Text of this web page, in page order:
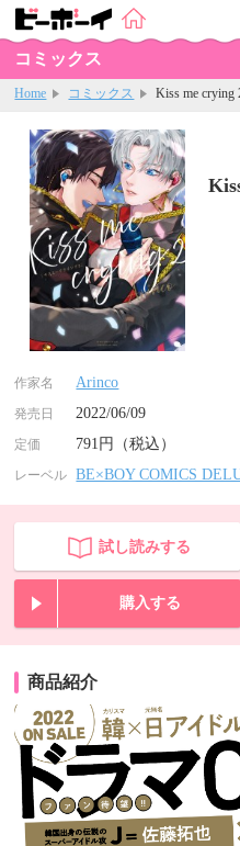
コミックス
Home コミックス Kiss me crying
作家名 Arinco
発売日 2022/06/09
定価 791円（税込）
レーベル BE×BOY COMICS
試し読みする
購入する
商品紹介